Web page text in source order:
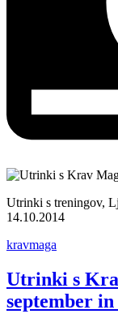
Utrinki s treningov,
14.10.2014
kravmaga
Utrinki s
september